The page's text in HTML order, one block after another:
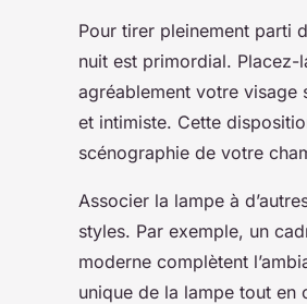
Pour tirer pleinement parti
nuit est primordial. Placez-
agréablement votre visage
et intimiste. Cette
scénographie de votre
Associer la lampe à
styles. Par exemple, un
moderne complètent
unique de la lampe tout en